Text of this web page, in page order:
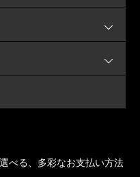
べる、多彩なお支払い方法